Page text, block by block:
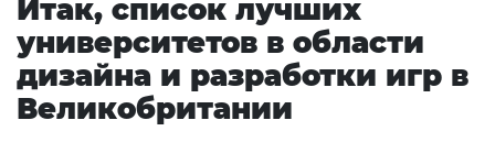
Итак, список лучших
университетов в области
дизайна и разработки игр в
Великобритании